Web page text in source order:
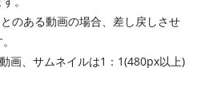
のある動画の場合、差し戻しさせ
画、サムネイルは1：1(480px以上)